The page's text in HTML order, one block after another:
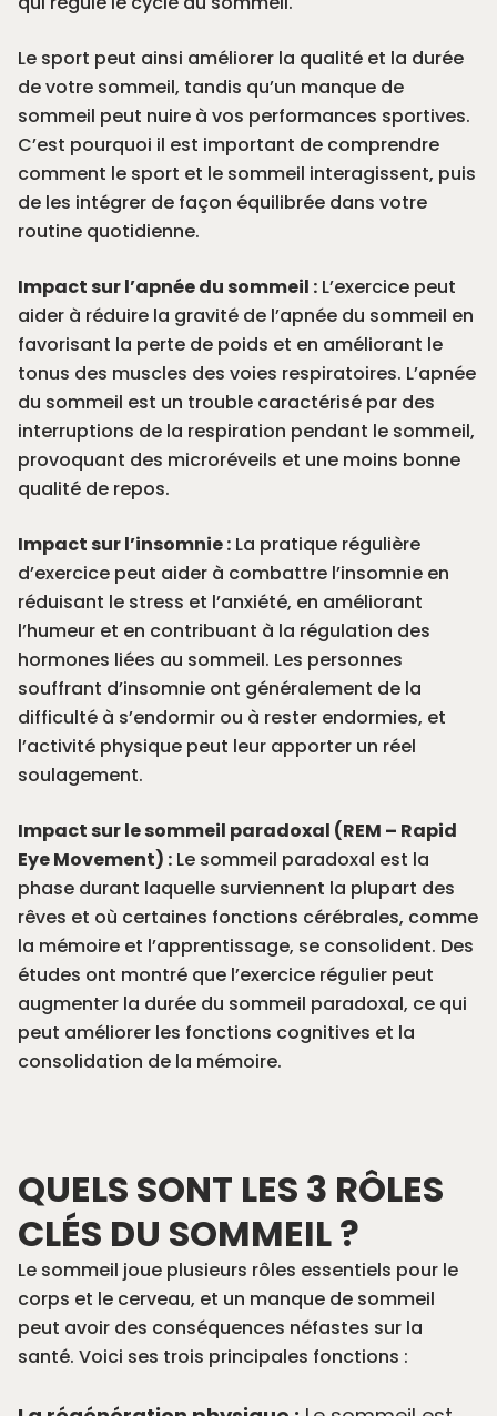
Le sport peut ainsi améliorer la qualité et la durée
de votre sommeil, tandis qu’un manque de
sommeil peut nuire à vos performances sportives.
C’est pourquoi il est important de comprendre
comment le sport et le sommeil interagissent, puis
de les intégrer de façon équilibrée dans votre
routine quotidienne.
Impact sur l’apnée du sommeil : L’exercice peut
aider à réduire la gravité de l’apnée du sommeil en
favorisant la perte de poids et en améliorant le
tonus des muscles des voies respiratoires. L’apnée
du sommeil est un trouble caractérisé par des
interruptions de la respiration pendant le sommeil,
provoquant des microréveils et une moins bonne
qualité de repos.
Impact sur l’insomnie : La pratique régulière
d’exercice peut aider à combattre l’insomnie en
réduisant le stress et l’anxiété, en améliorant
l’humeur et en contribuant à la régulation des
hormones liées au sommeil. Les personnes
souffrant d’insomnie ont généralement de la
difficulté à s’endormir ou à rester endormies, et
l’activité physique peut leur apporter un réel
soulagement.
Impact sur le sommeil paradoxal (REM – Rapid
Eye Movement) : Le sommeil paradoxal est la
phase durant laquelle surviennent la plupart des
rêves et où certaines fonctions cérébrales, comme
la mémoire et l’apprentissage, se consolident. Des
études ont montré que l’exercice régulier peut
augmenter la durée du sommeil paradoxal, ce qui
peut améliorer les fonctions cognitives et la
consolidation de la mémoire.
QUELS SONT LES 3 RÔLES
CLÉS DU SOMMEIL ?
Le sommeil joue plusieurs rôles essentiels pour le
corps et le cerveau, et un manque de sommeil
peut avoir des conséquences néfastes sur la
santé. Voici ses trois principales fonctions :